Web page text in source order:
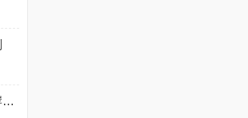
港口起吊方面的应用——集装箱岸吊起升齿轮箱故障分析